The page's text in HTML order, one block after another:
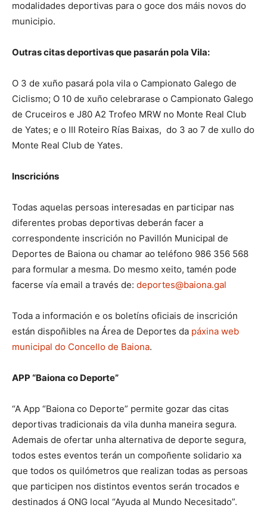
modalidades deportivas para o goce dos máis novos do
municipio.
Outras citas deportivas que pasarán pola Vila:
O 3 de xuño pasará pola vila o Campionato Galego de
Ciclismo; O 10 de xuño celebrarase o Campionato Galego
de Cruceiros e J80 A2 Trofeo MRW no Monte Real Club
de Yates; e o III Roteiro Rías Baixas, do 3 ao 7 de xullo do
Monte Real Club de Yates.
Inscricións
Todas aquelas persoas interesadas en participar nas
diferentes probas deportivas deberán facer a
correspondente inscrición no Pavillón Municipal de
Deportes de Baiona ou chamar ao teléfono 986 356 568
para formular a mesma. Do mesmo xeito, tamén pode
facerse vía email a través de: deportes@baiona.gal
Toda a información e os boletíns oficiais de inscrición
están dispoñibles na Área de Deportes da páxina web
municipal do Concello de Baiona.
APP “Baiona co Deporte”
“A App “Baiona co Deporte” permite gozar das citas
deportivas tradicionais da vila dunha maneira segura.
Ademais de ofertar unha alternativa de deporte segura,
todos estes eventos terán un compoñente solidario xa
que todos os quilómetros que realizan todas as persoas
que participen nos distintos eventos serán trocados e
destinados á ONG local “Ayuda al Mundo Necesitado”.